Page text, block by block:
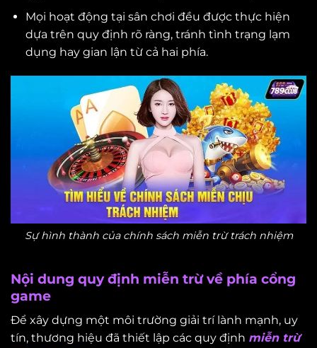
Mọi hoạt động tại sân chơi đều được thực hiện
dựa trên quy định rõ ràng, tránh tình trạng lạm
dụng hay gian lận từ cả hai phía.
Sự hình thành của chính sách miễn trừ trách nhiệm
Nội dung quy định miễn trừ về phía cổng
game
Để xây dựng một môi trường giải trí lành mạnh, uy
tín, thương hiệu đã thiết lập các quy định miễn trừ